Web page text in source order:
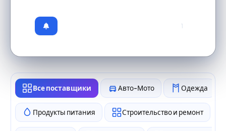
1
Все поставщики Авто-Мото Одежда
Продукты питания Строительство и ремонт